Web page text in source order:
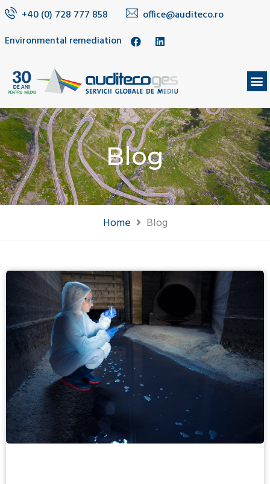
+40 (0) 728 777 858
office@auditeco.ro
Environmental remediation
Blog
Home Blog